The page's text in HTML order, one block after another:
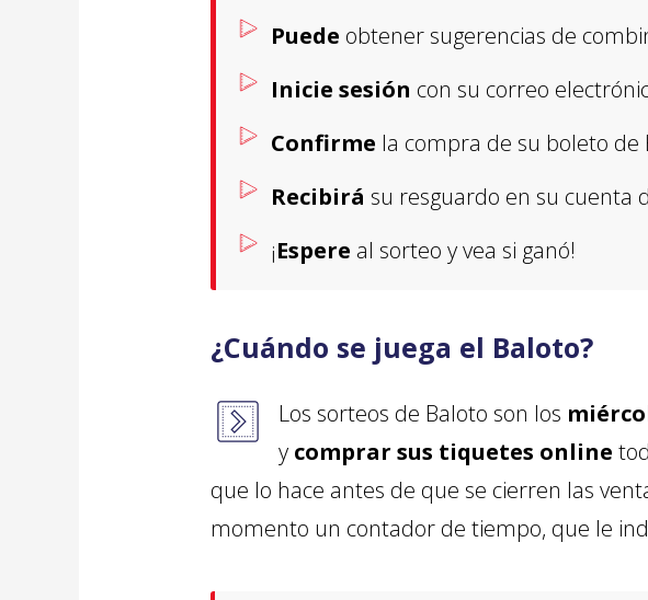
Puede obtener sugerencias de
Inicie sesión con su correo
Confirme la compra de su boleto de
Recibirá su resguardo en su cuenta
¡Espere al sorteo y vea si ganó!
¿Cuándo se juega el Baloto?
Los sorteos de Baloto son los
y comprar sus tiquetes online
que lo hace antes de que se cierren las
momento un contador de tiempo, que le